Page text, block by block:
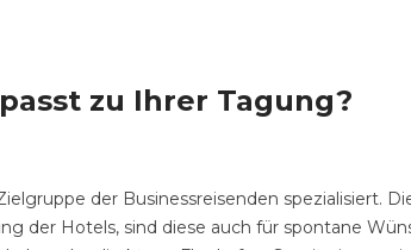
zu Ihrer Tagung?
der Businessreisenden
der Hotels, sind diese auch für spontane